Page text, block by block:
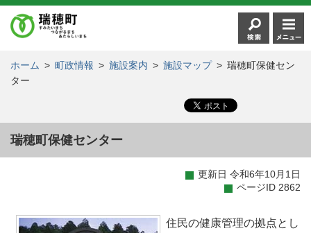
ホーム > 町政情報 > 施設案内 > 施設マップ > 瑞穂町保健セン
ター
瑞穂町保健センター
更新日 令和6年10月1日
ページID 2862
住民の健康管理の拠点とし